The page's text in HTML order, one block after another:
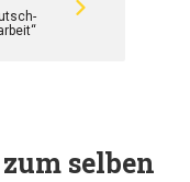
selben